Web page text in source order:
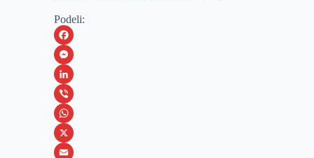
Podeli:
F
a
c
e
b
o
M
e
s
s
e
L
i
n
k
V
i
b
W
h
X